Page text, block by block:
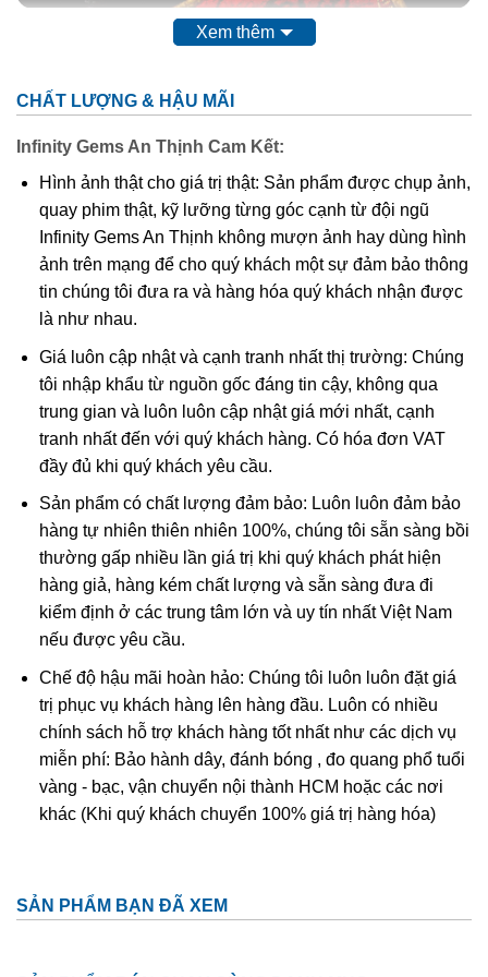
Thạch anh tóc vàng là gì?
vàng có tên khoa học là Rutilated Quartz. Chúng là một
trong những biến thể quý hiếm thuộc họ nhà thạch anh. Vì
anh quý hiếm do tinh thể này phải trải qua hàng chục triệu
năm dưới lòng đất, dưới cường độ áp xuất và nhiệt độ
cao. Được hình thành là do có trộn lẫn các tinh thể hình
kim, hình que do chất Titan Oxit trong thạch anh cộng
hưởng với các tinh thể rutile, tourmaline, feldspar. Nhìn
bên ngoài thấy chúng như có các sợi nhỏ bên trong kết
hợp với hiệu ứng quang học khi tiếp xúc với ánh sáng tạo
nên một vẻ đẹp khó cưỡng với bất kì ai hiểu biết về đá.
Tinh thể góc tóc thạch anh tóc vàng thường được gọi là
thạch anh tóc vàng hoa thị
Ở Việt Nam đá thạch anh tóc vàng phân bố khá ít. Thông
thường lượng này tìm thấy ở các mỏ khoáng sản ở tỉnh
Thanh Hóa, Yên Bái, Gia Lai, Lâm Đồng. Và thạch anh tóc
anh tóc xuất hiện nhiều tại VN chủ yếu là đá nhập khẩu từ
Xem thêm
CHẤT LƯỢNG & HẬU MÃI
Infinity Gems An Thịnh Cam Kết:
Hình ảnh thật cho giá trị thật: Sản phẩm được chụp ảnh,
quay phim thật, kỹ lưỡng từng góc cạnh từ đội ngũ
Infinity Gems An Thịnh không mượn ảnh hay dùng hình
ảnh trên mạng để cho quý khách một sự đảm bảo thông
tin chúng tôi đưa ra và hàng hóa quý khách nhận được
là như nhau.
Giá luôn cập nhật và cạnh tranh nhất thị trường: Chúng
tôi nhập khẩu từ nguồn gốc đáng tin cậy, không qua
trung gian và luôn luôn cập nhật giá mới nhất, cạnh
tranh nhất đến với quý khách hàng. Có hóa đơn VAT
đầy đủ khi quý khách yêu cầu.
Sản phẩm có chất lượng đảm bảo: Luôn luôn đảm bảo
hàng tự nhiên thiên nhiên 100%, chúng tôi sẵn sàng bồi
thường gấp nhiều lần giá trị khi quý khách phát hiện
hàng giả, hàng kém chất lượng và sẵn sàng đưa đi
kiểm định ở các trung tâm lớn và uy tín nhất Việt Nam
nếu được yêu cầu.
Chế độ hậu mãi hoàn hảo: Chúng tôi luôn luôn đặt giá
trị phục vụ khách hàng lên hàng đầu. Luôn có nhiều
chính sách hỗ trợ khách hàng tốt nhất như các dịch vụ
miễn phí: Bảo hành dây, đánh bóng , đo quang phổ tuổi
vàng - bạc, vận chuyển nội thành HCM hoặc các nơi
khác (Khi quý khách chuyển 100% giá trị hàng hóa)
SẢN PHẨM BẠN ĐÃ XEM